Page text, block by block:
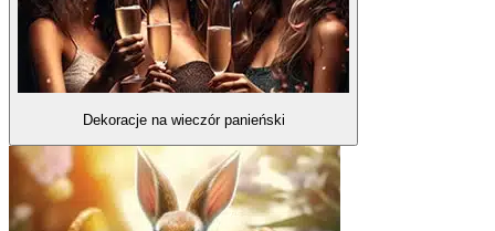
Dekoracje na wieczór panieński